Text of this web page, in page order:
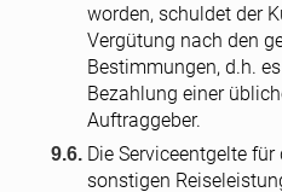
worden, schuldet der
Vergütung nach den
Bestimmungen, d.h.
Bezahlung einer
Auftraggeber.
Die Serviceentgelte
sonstigen